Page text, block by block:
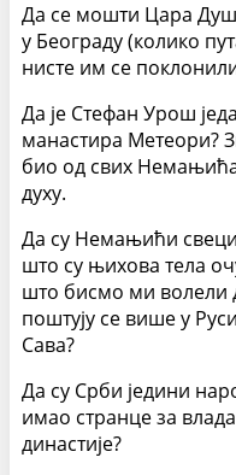
Да се мошти Цара
у Београду (колико
нисте им се
Да је Стефан Урош
манастира Метеори?
био од свих
духу.
Да су Немањићи
што су њихова тела
што бисмо ми волели
поштују се више у
Сава?
Да су Срби једини
имао странце за
династије?